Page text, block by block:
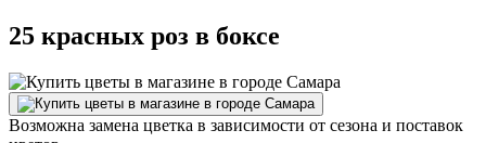
25 красных роз в боксе
Возможна замена цветка в зависимости от сезона и поставок